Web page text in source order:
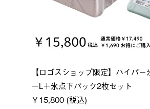
【ロゴスショップ限定】ハイパー
ーL＋氷点下パック2枚セット
￥15,800 (税込)